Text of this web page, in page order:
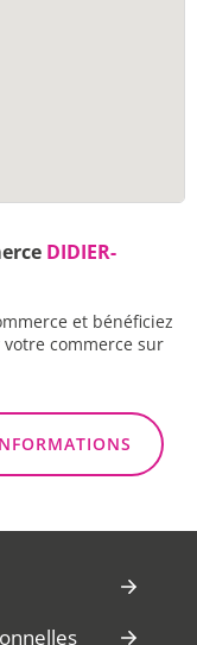
DIDIER-
et bénéficiez
commerce sur